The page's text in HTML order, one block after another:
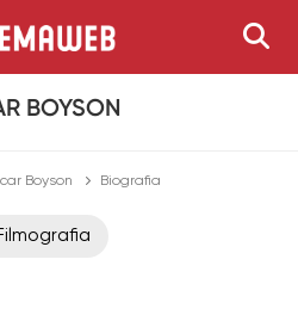
BOYSON
Boyson Biografia